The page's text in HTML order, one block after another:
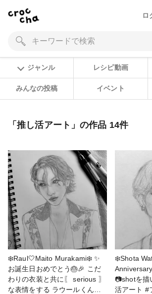
ロ
ジャンル レシピ動画
みんなの投稿 イベント
「推し活アート」の作品 14件
❄️Raul🤍Maito Murakami❄️ ✨
お誕生日おめでとう🎂🎉 こだ
わりの衣装と共に〖 serious 〗
な表情をする ラウールくんを
❄️Shota
📷️shotを描い
活アート #